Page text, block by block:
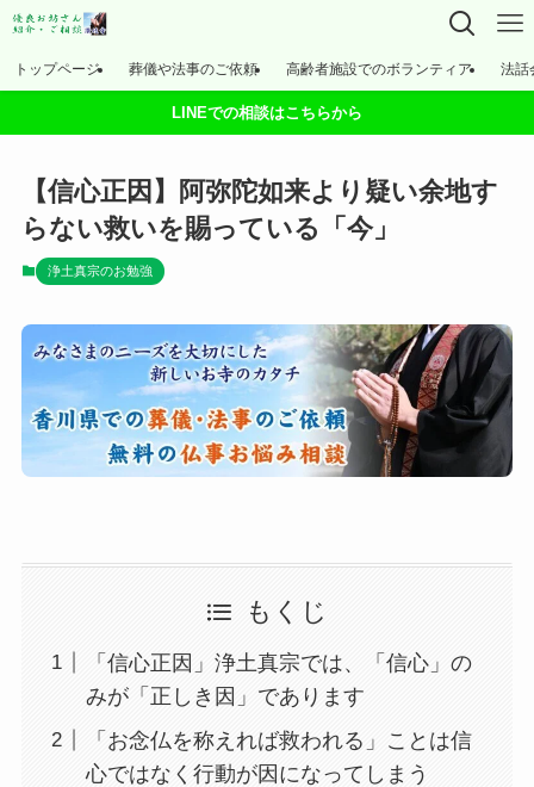
トップページ 葬儀や法事のご依頼 高齢者施設でのボランティア 法話
LINEでの相談はこちらから
【信心正因】阿弥陀如来より疑い余地す
らない救いを賜っている「今」
浄土真宗のお勉強
もくじ
「信心正因」浄土真宗では、「信心」の
みが「正しき因」であります
「お念仏を称えれば救われる」ことは信
心ではなく行動が因になってしまう